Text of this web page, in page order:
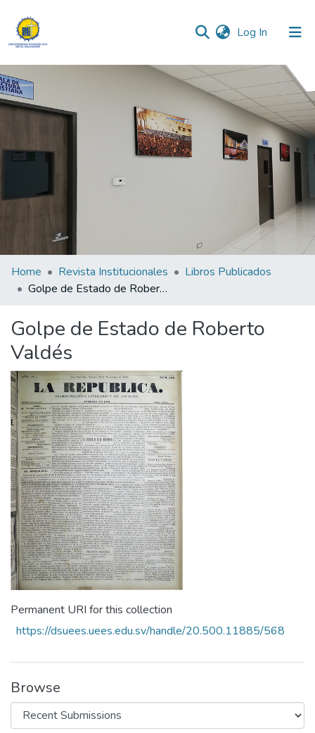
Log In (current)
Communities & Collections
All of DSpace
Home Revista Institucionales
Libros Publicados
Golpe de Estado de Roberto Valdés
Golpe de Estado de Roberto
Valdés
Permanent URI for this collection
https://dsuees.uees.edu.sv/handle/20.500.11885/568
Browse